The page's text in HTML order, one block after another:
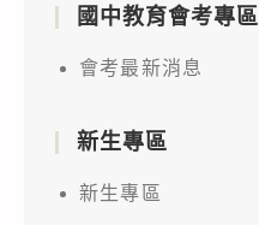
國中教育會考專區
會考最新消息
新生專區
新生專區